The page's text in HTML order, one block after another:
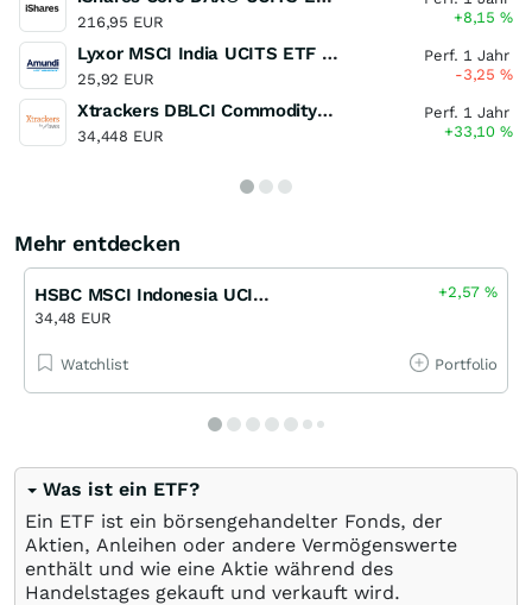
216,95 EUR
+8,15%
Lyxor MSCI India UCITS ETF - Acc (EUR)
25,92 EUR
Perf. 1 Jahr
-3,25%
Xtrackers DBLCI Commodity Optimum Yield Swap UCITS ETF
34,448 EUR
Perf. 1 Jahr
+33,10%
Mehr entdecken
HSBC MSCI Indonesia UCITS ETF
34,48 EUR
+2,57%
Watchlist Portfolio
Was ist ein ETF?
Ein ETF ist ein börsengehandelter Fonds, der
Aktien, Anleihen oder andere Vermögenswerte
enthält und wie eine Aktie während des
Handelstages gekauft und verkauft wird.